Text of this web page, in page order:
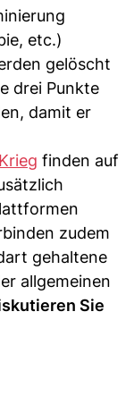
etc.)
gelöscht
drei Punkte
damit er
Krieg finden auf
zudem
gehaltene
allgemeinen
Sie